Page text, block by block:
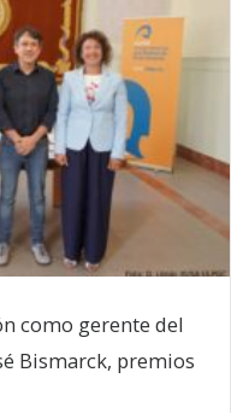
como gerente del
Bismarck, premios